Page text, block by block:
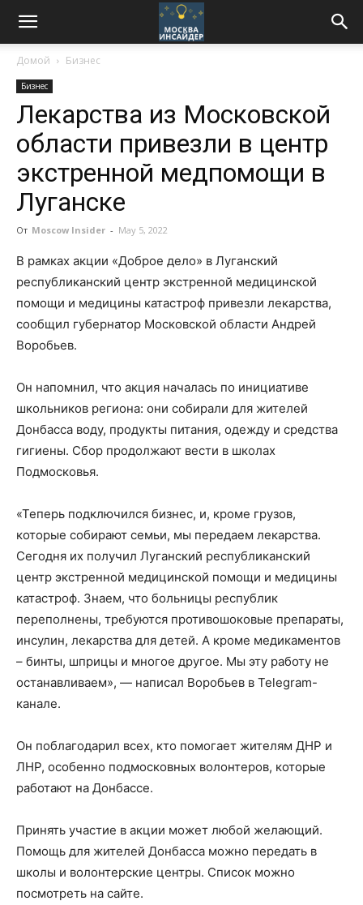
Домой Бизнес
Бизнес
Лекарства из Московской
области привезли в центр
экстренной медпомощи в
Луганске
От Moscow Insider - May 5, 2022
В рамках акции «Доброе дело» в Луганский
республиканский центр экстренной медицинской
помощи и медицины катастроф привезли лекарства,
сообщил губернатор Московской области Андрей
Воробьев.
Он напомнил, что акция началась по инициативе
школьников региона: они собирали для жителей
Донбасса воду, продукты питания, одежду и средства
гигиены. Сбор продолжают вести в школах
Подмосковья.
«Теперь подключился бизнес, и, кроме грузов,
которые собирают семьи, мы передаем лекарства.
Сегодня их получил Луганский республиканский
центр экстренной медицинской помощи и медицины
катастроф. Знаем, что больницы республик
переполнены, требуются противошоковые препараты,
инсулин, лекарства для детей. А кроме медикаментов
– бинты, шприцы и многое другое. Мы эту работу не
останавливаем», — написал Воробьев в Telegram-
канале.
Он поблагодарил всех, кто помогает жителям ДНР и
ЛНР, особенно подмосковных волонтеров, которые
работают на Донбассе.
Принять участие в акции может любой желающий.
Помощь для жителей Донбасса можно передать в
школы и волонтерские центры. Список можно
посмотреть на сайте.